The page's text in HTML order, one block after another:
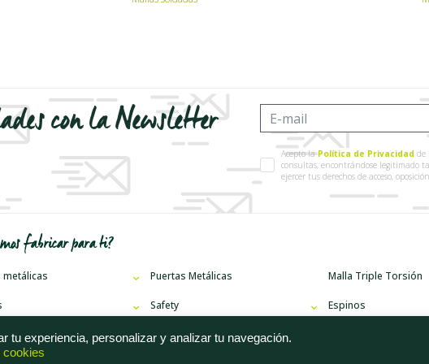
con la Newsletter
Acepto laPolítica de Privacidad de
consultas, encontrándose legitimado
ejercer tus derechos de acceso,
fabricar para ti?
metálicas
yFloritor
Puertas Metálicas
Safety
Mallas Anudadas
Malla Triple Torsión
Espinos
tu experiencia, personalizar y analizar tu navegación.
cookies